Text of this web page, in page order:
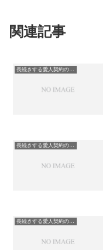
関連記事
長続きする愛人契約のコツ